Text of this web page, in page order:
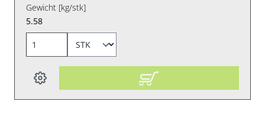
Gewicht [kg/stk]
5.58